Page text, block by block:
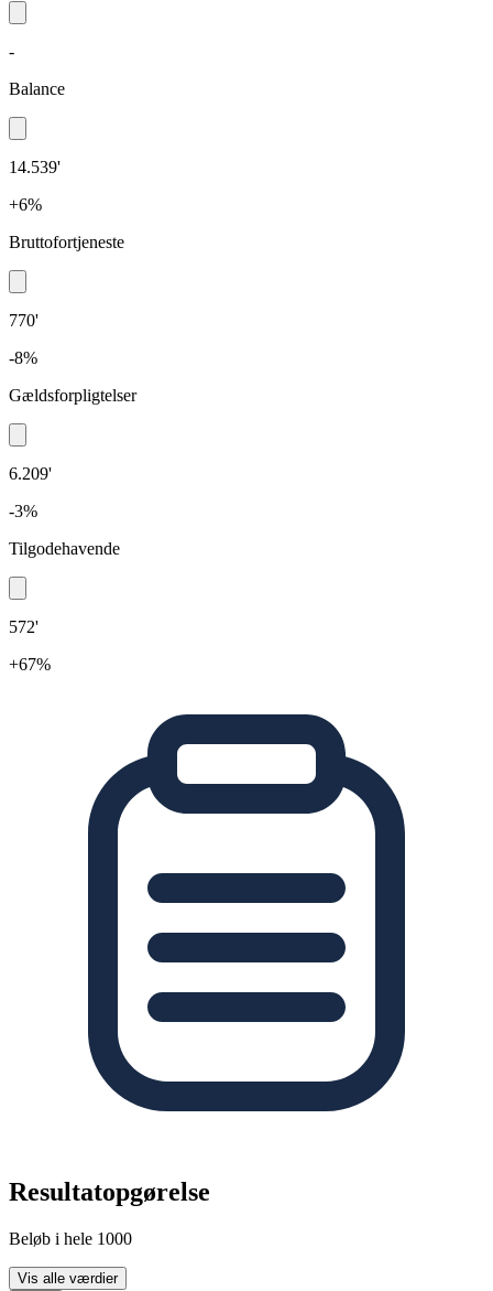
-
Balance
14.539'
+6%
Bruttofortjeneste
770'
-8%
Gældsforpligtelser
6.209'
-3%
Tilgodehavende
572'
+67%
Resultatopgørelse
Beløb i hele 1000
Vis alle værdier